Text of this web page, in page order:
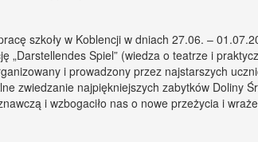
szkoły w Koblencji w dniach 27.06. –
„Darstellendes Spiel” (wiedza o teatrze i
i prowadzony przez najstarszych
zwiedzanie najpiękniejszych zabytków Doliny
i wzbogaciło nas o nowe przeżycia i